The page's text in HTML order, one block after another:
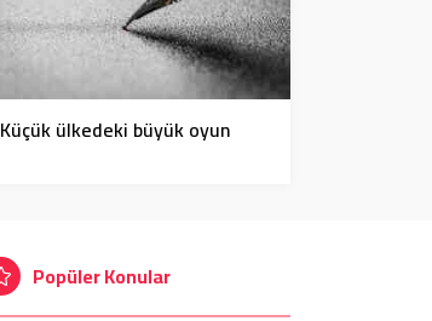
Küçük ülkedeki büyük oyun
Popüler Konular